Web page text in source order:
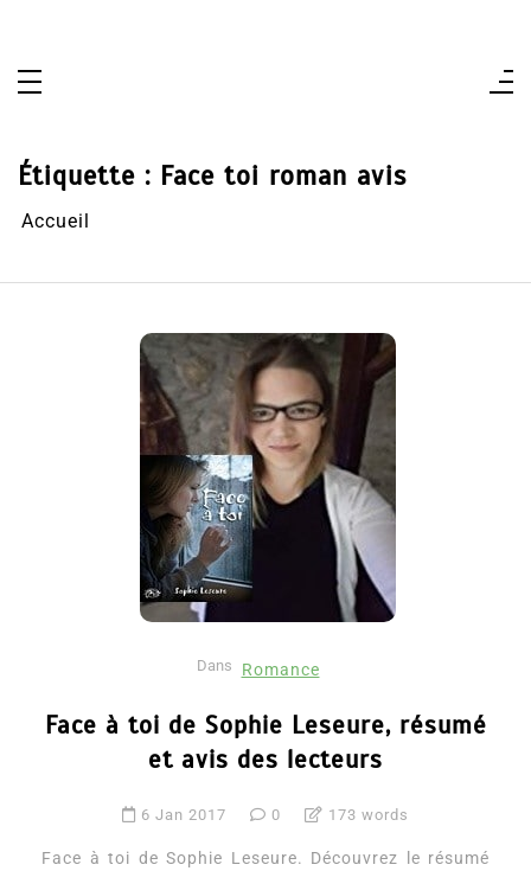
Étiquette : Face toi roman avis
Accueil
Dans Romance
Face à toi de Sophie Leseure, résumé
et avis des lecteurs
6 Jan 2017 0 173 words
Face à toi de Sophie Leseure. Découvrez le résumé